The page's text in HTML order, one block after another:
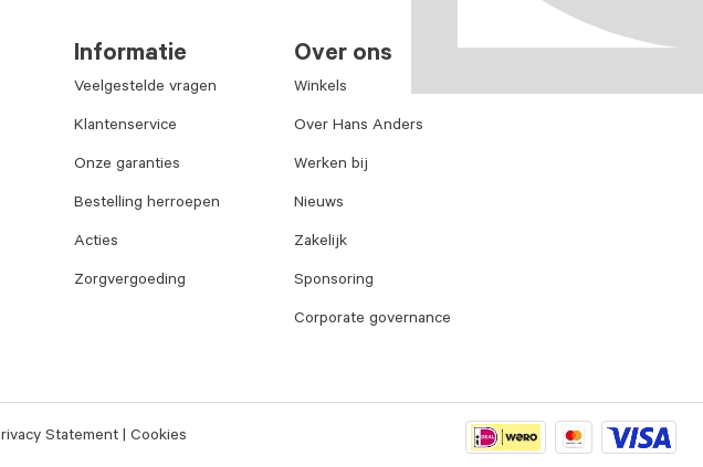
Informatie
Veelgestelde vragen
Klantenservice
Onze garanties
Bestelling herroepen
Acties
Zorgvergoeding
Over ons
Winkels
Over Hans Anders
Werken bij
Nieuws
Zakelijk
Sponsoring
Corporate governance
Statement Cookies